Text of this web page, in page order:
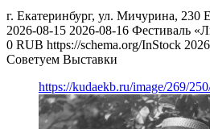
г. Екатеринбург, ул. Мичурина, 230
2026-08-15 2026-08-16 Фестиваль
0 RUB https://schema.org/InStock
Советуем Выставки
https://kudaekb.ru/image/269/